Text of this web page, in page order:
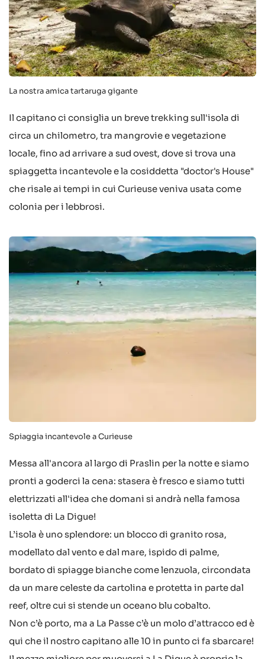
La nostra amica tartaruga gigante
Il capitano ci consiglia un breve trekking sull'isola di
circa un chilometro, tra mangrovie e vegetazione
locale, fino ad arrivare a sud ovest, dove si trova una
spiaggetta incantevole e la cosiddetta "doctor's House"
che risale ai tempi in cui Curieuse veniva usata come
colonia per i lebbrosi.
Spiaggia incantevole a Curieuse
Messa all'ancora al largo di Praslin per la notte e siamo
pronti a goderci la cena: stasera è fresco e siamo tutti
elettrizzati all'idea che domani si andrà nella famosa
isoletta di La Digue!
L’isola è uno splendore: un blocco di granito rosa,
modellato dal vento e dal mare, ispido di palme,
bordato di spiagge bianche come lenzuola, circondata
da un mare celeste da cartolina e protetta in parte dal
reef, oltre cui si stende un oceano blu cobalto.
Non c’è porto, ma a La Passe c’è un molo d’attracco ed è
qui che il nostro capitano alle 10 in punto ci fa sbarcare!